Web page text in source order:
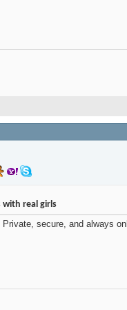
real girls
secure, and always